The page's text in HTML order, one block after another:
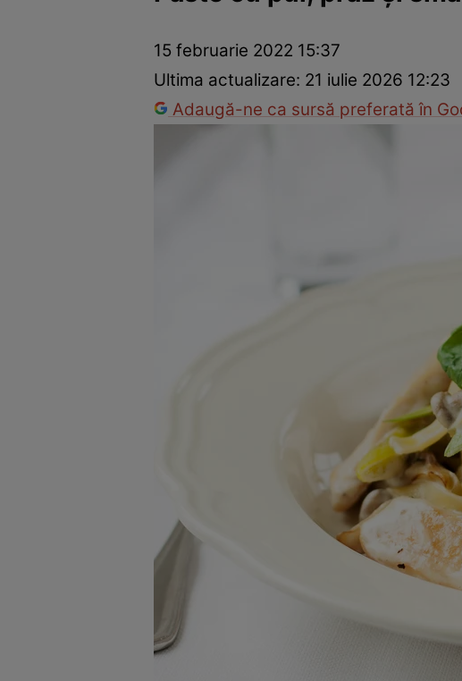
Mâncăruri rapideRețete cu legume
15 februarie 2022 15:37
Ultima actualizare: 21 iulie 2026 12:23
Adaugă-ne ca sursă preferată în